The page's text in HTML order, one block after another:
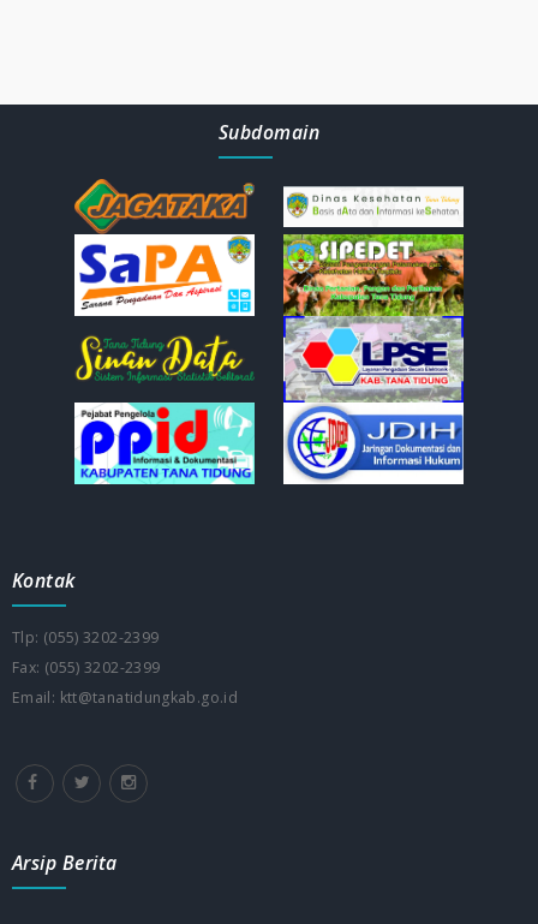
Subdomain
Kontak
Tlp: (055) 3202-2399
Fax: (055) 3202-2399
Email: ktt@tanatidungkab.go.id
Arsip Berita